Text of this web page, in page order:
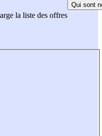
la liste des offres
Qui sont